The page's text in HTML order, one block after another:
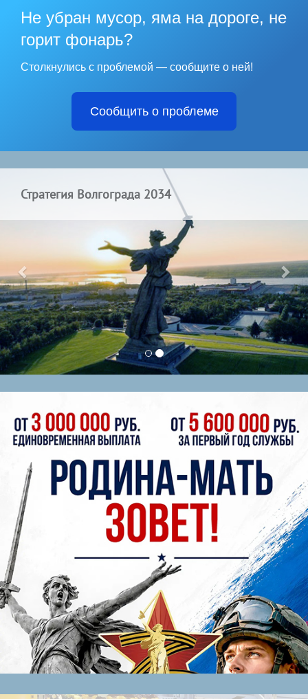
Не убран мусор, яма на дороге, не
горит фонарь?
Столкнулись с проблемой — сообщите о ней!
Сообщить о проблеме
Комплексная программа перспективного
развития города-героя Волгограда до